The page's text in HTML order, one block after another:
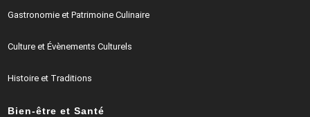
Gastronomie et Patrimoine Culinaire
Culture et Évènements Culturels
Histoire et Traditions
Bien-être et Santé